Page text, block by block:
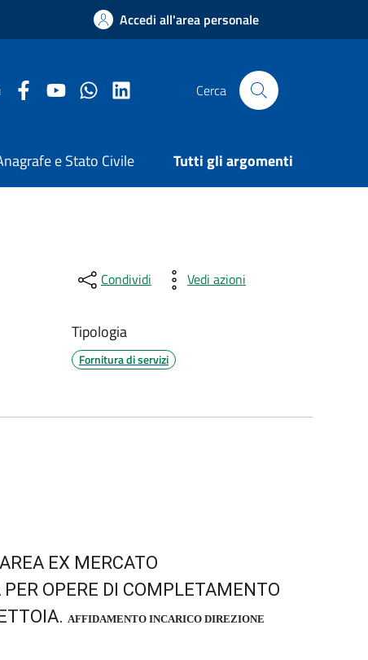
Accedi all'area personale
Facebook Comune di Arezzo
Youtube Comune di Arezzo
Twitter Comune di Arezzo
LinkedIn Comune di Arezzo
Cerca
e Stato Civile Tutti gli argomenti
Condividi Vedi azioni
Tipologia
Fornitura di servizi
EX MERCATO
PER OPERE DI COMPLETAMENTO
AFFIDAMENTO INCARICO DIREZIONE